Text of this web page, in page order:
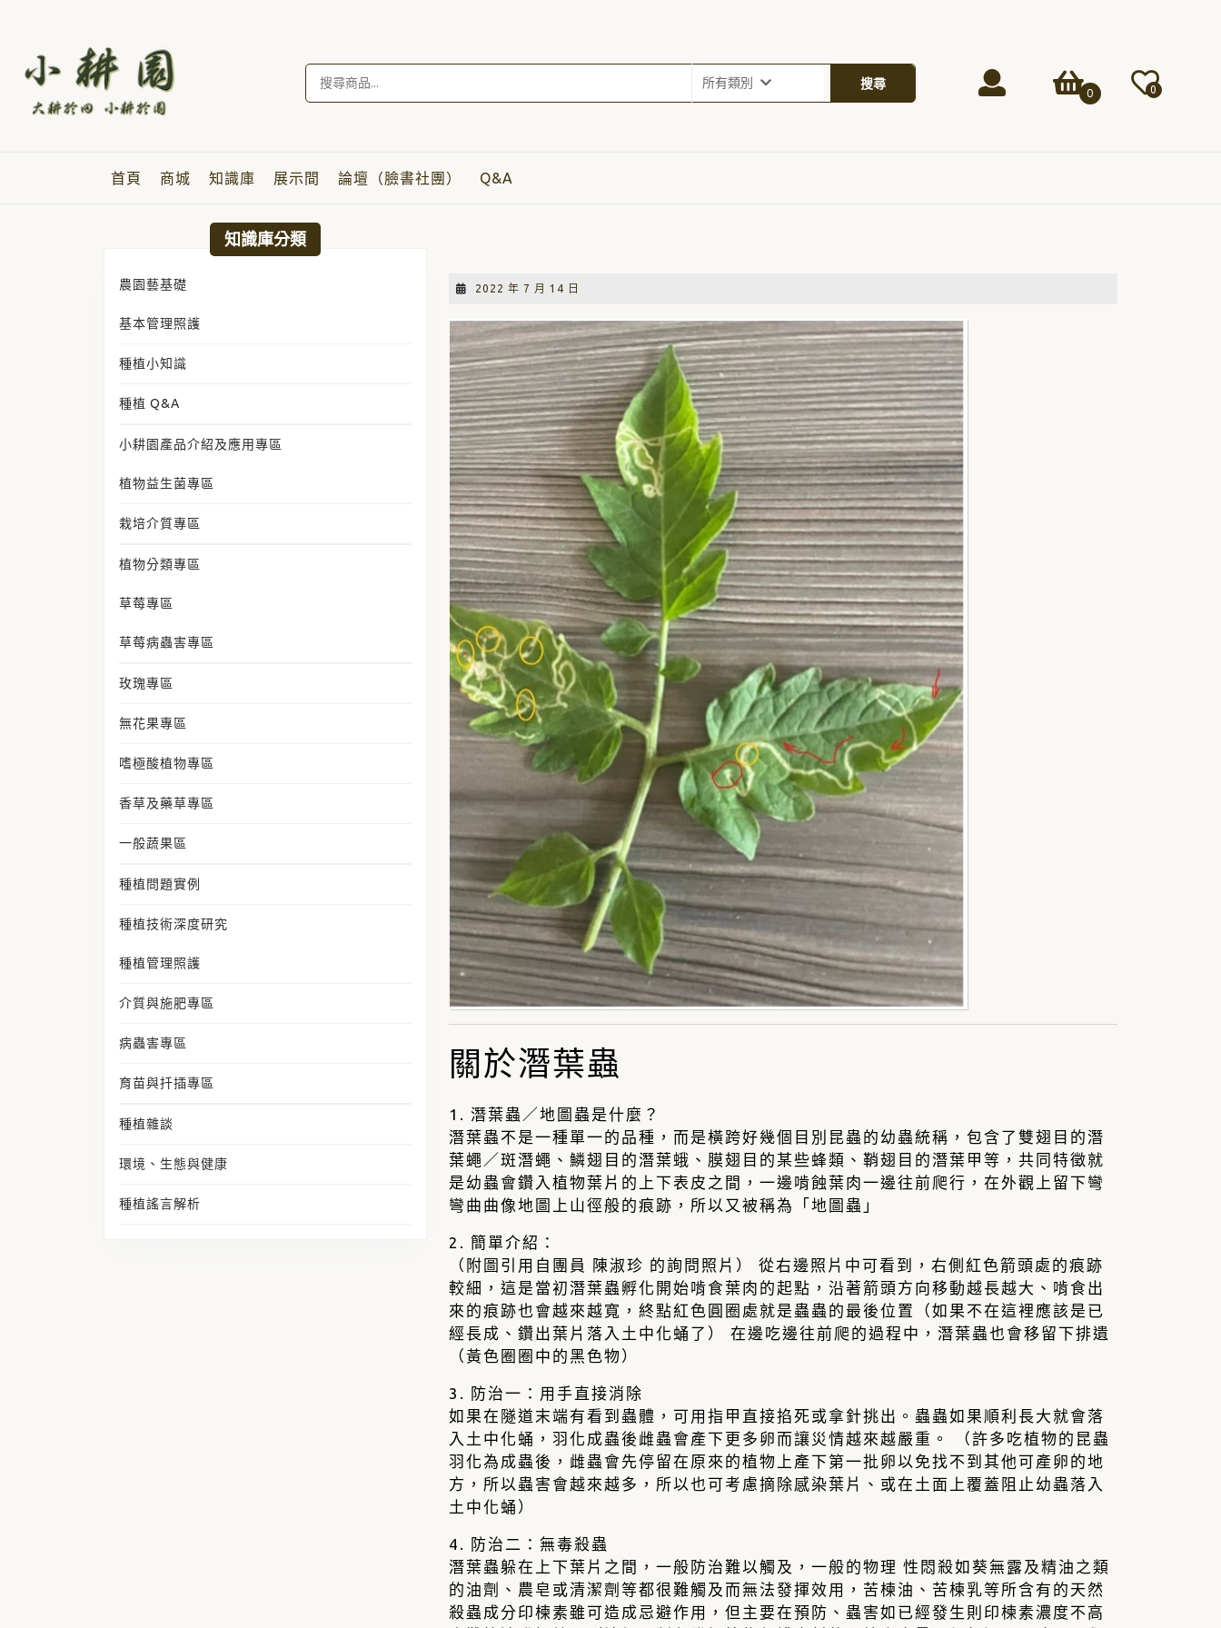
搜
搜尋
所有類別
Loginshopping
0 0
首頁 商城 知識庫 展示間 論壇（臉書社團） Q&A
知識庫分類
農園藝基礎
基本管理照護
種植小知識
種植 Q&A
小耕園產品介紹及應用專區
植物益生菌專區
栽培介質專區
植物分類專區
草莓專區
草莓病蟲害專區
玫瑰專區
無花果專區
嗜極酸植物專區
香草及藥草專區
一般蔬果區
種植問題實例
種植技術深度研究
種植管理照護
介質與施肥專區
病蟲害專區
育苗與扦插專區
種植雜談
環境、生態與健康
種植謠言解析
2022 年 7 月 14 日
7
月
14
日
關於潛葉蟲
1. 潛葉蟲／地圖蟲是什麼？
潛葉蟲不是一種單一的品種，而是橫跨好幾個目別昆蟲的幼蟲統稱，包含了雙翅目的潛
葉蠅／斑潛蠅、鱗翅目的潛葉蛾、膜翅目的某些蜂類、鞘翅目的潛葉甲等，共同特徵就
是幼蟲會鑽入植物葉片的上下表皮之間，一邊啃蝕葉肉一邊往前爬行，在外觀上留下彎
彎曲曲像地圖上山徑般的痕跡，所以又被稱為「地圖蟲」
2. 簡單介紹：
（附圖引用自團員 陳淑珍 的詢問照片） 從右邊照片中可看到，右側紅色箭頭處的痕跡
較細，這是當初潛葉蟲孵化開始啃食葉肉的起點，沿著箭頭方向移動越長越大、啃食出
來的痕跡也會越來越寬，終點紅色圓圈處就是蟲蟲的最後位置（如果不在這裡應該是已
經長成、鑽出葉片落入土中化蛹了） 在邊吃邊往前爬的過程中，潛葉蟲也會移留下排遺
（黃色圈圈中的黑色物）
3. 防治一：用手直接消除
如果在隧道末端有看到蟲體，可用指甲直接掐死或拿針挑出。蟲蟲如果順利長大就會落
入土中化蛹，羽化成蟲後雌蟲會產下更多卵而讓災情越來越嚴重。 （許多吃植物的昆蟲
羽化為成蟲後，雌蟲會先停留在原來的植物上產下第一批卵以免找不到其他可產卵的地
方，所以蟲害會越來越多，所以也可考慮摘除感染葉片、或在土面上覆蓋阻止幼蟲落入
土中化蛹）
4. 防治二：無毒殺蟲
潛葉蟲躲在上下葉片之間，一般防治難以觸及，一般的物理 性悶殺如葵無露及精油之類
的油劑、農皂或清潔劑等都很難觸及而無法發揮效用，苦楝油、苦楝乳等所含有的天然
殺蟲成分印楝素雖可造成忌避作用，但主要在預防、蟲害如已經發生則印楝素濃度不高